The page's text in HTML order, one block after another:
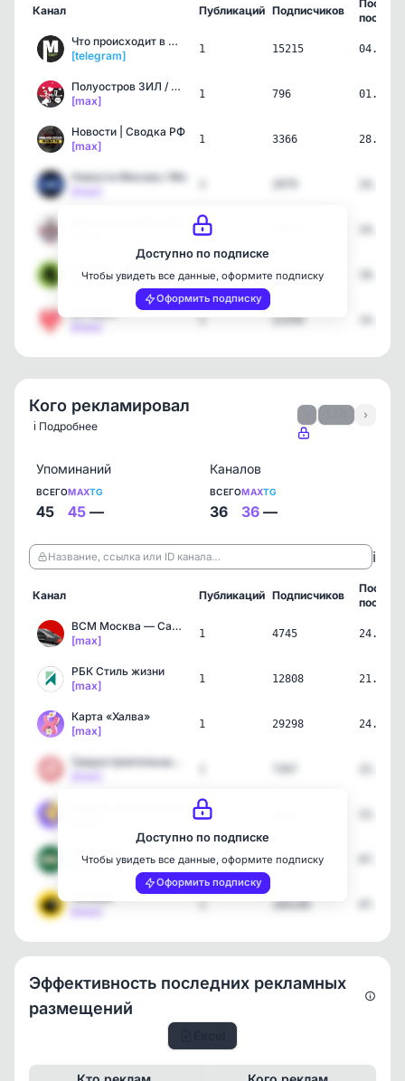
Канал Публикаций Подписчиков
пост
Что происходит в Москве?
[telegram]
1 15215
Полуостров ЗИЛ / Зиларт
[max]
1 796
Новости | Сводка РФ
[max]
1 3366
Новости Москва / Мо
3
[max]
17 154166
1 22359
Доступно по подписке
Чтобы увидеть все данные, оформите подписку
Оформить подписку
Кого рекламировал
ℹ️ Подробнее
›
Упоминаний
ВСЕГО
45
MAX
45
TG
—
Каналов
ВСЕГО
36
MAX
36
TG
—
Название, ссылка или ID канала… ℹ️
Канал Публикаций Подписчиков
пост
ВСМ Москва — Санкт-Петер…
[max]
1 4745
РБК Стиль жизни
[max]
1 12808
Карта «Халва»
[max]
1 29298
Градостроительный компле…
1
[max]
1 6622
1 104140
Доступно по подписке
Чтобы увидеть все данные, оформите подписку
Оформить подписку
Эффективность последних рекламных
размещений